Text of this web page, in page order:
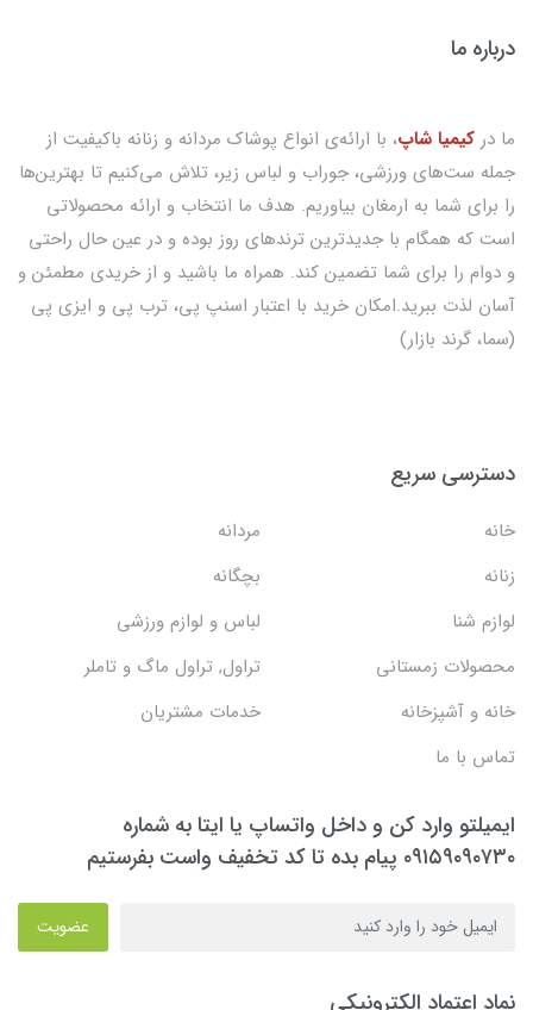
درباره ما
ما در کیمیا شاپ، با ارائه‌ی انواع پوشاک مردانه و زنانه باکیفیت از
جمله ست‌های ورزشی، جوراب و لباس زیر، تلاش می‌کنیم تا بهترین‌ها
را برای شما به ارمغان بیاوریم. هدف ما انتخاب و ارائه محصولاتی
است که همگام با جدیدترین ترندهای روز بوده و در عین حال راحتی
و دوام را برای شما تضمین کند. همراه ما باشید و از خریدی مطمئن و
آسان لذت ببرید.امکان خرید با اعتبار اسنپ پی، ترب پی و ایزی پی
(سما، گرند بازار)
دسترسی سریع
خانه
مردانه
زنانه
بچگانه
لوازم شنا
لباس و لوازم ورزشی
محصولات زمستانی
تراول, تراول ماگ و تاملر
خانه و آشپزخانه
خدمات مشتریان
تماس با ما
ایمیلتو وارد کن و داخل واتساپ یا ایتا به شماره
۰۹۱۵۹۰۹۰۷۳۰ پیام بده تا کد تخفیف واست بفرستیم
عضویت
نماد اعتماد الکترونیکی